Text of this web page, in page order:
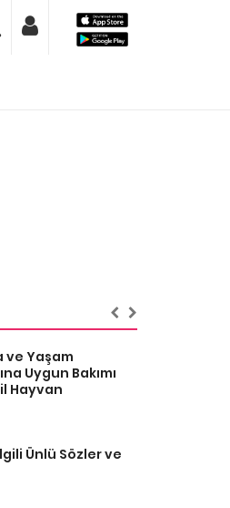
ve Yaşam
Uygun Bakımı
Hayvan
Ünlü Sözler ve